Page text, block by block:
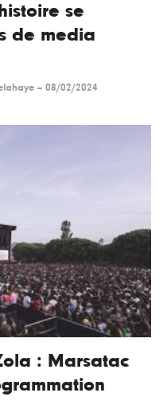
se
de media
-- 08/02/2024
: Marsatac